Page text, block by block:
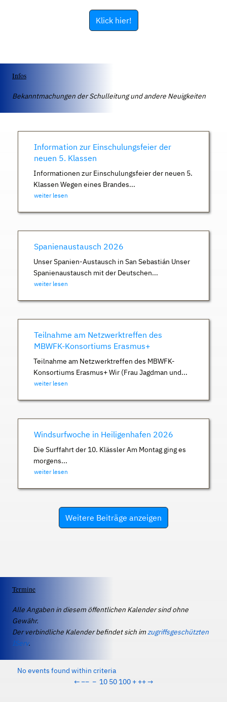
Klick hier!
Infos
Bekanntmachungen der Schulleitung und andere Neuigkeiten
Information zur Einschulungsfeier der
neuen 5. Klassen
Informationen zur Einschulungsfeier der neuen 5.
Klassen Wegen eines Brandes...
weiter lesen
Spanienaustausch 2026
Unser Spanien-Austausch in San Sebastián Unser
Spanienaustausch mit der Deutschen...
weiter lesen
Teilnahme am Netzwerktreffen des
MBWFK-Konsortiums Erasmus+
Teilnahme am Netzwerktreffen des MBWFK-
Konsortiums Erasmus+ Wir (Frau Jagdman und...
weiter lesen
Windsurfwoche in Heiligenhafen 2026
Die Surffahrt der 10. Klässler Am Montag ging es
morgens...
weiter lesen
Weitere Beiträge anzeigen
Termine
Alle Angaben in diesem öffentlichen Kalender sind ohne
Gewähr.
Der verbindliche Kalender befindet sich imzugriffsgeschützten
IServ.
No events found within criteria
← −− − 10 50 100 + ++→